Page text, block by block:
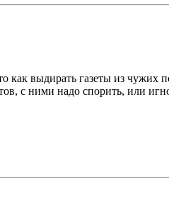
как выдирать газеты из
с ними надо спорить, или